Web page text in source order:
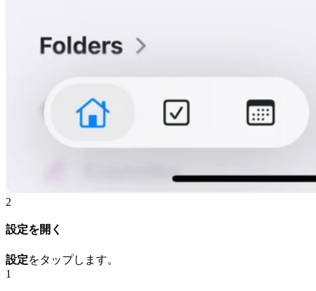
2
設定を開く
設定をタップします。
1